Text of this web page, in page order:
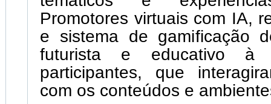
Promotores virtuais com IA,
e sistema de gamificação
futurista e educativo à
participantes, que
com os conteúdos e